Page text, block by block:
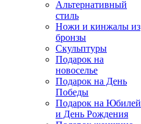
Альтернативный
стиль
Ножи и кинжалы из
бронзы
Скульптуры
Подарок на
новоселье
Подарок на День
Победы
Подарок на Юбилей
и День Рождения